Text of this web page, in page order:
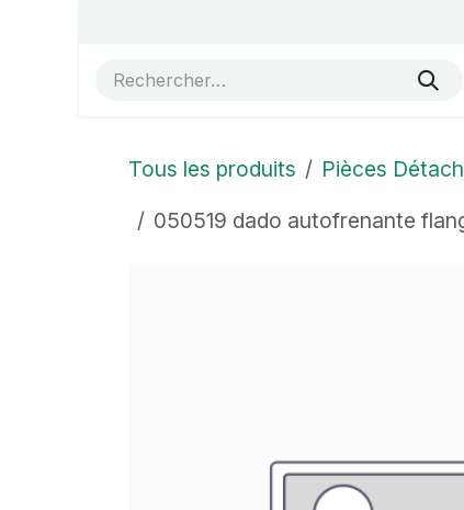
Tous les produits Pièces
050519 dado autofrenante